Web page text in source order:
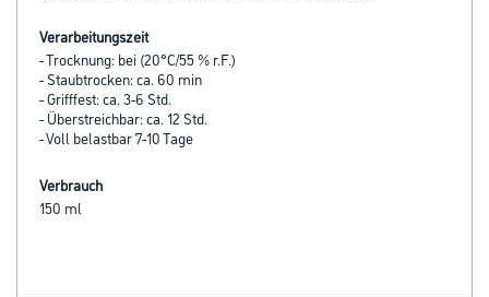
Verarbeitungszeit
- Trocknung: bei (20°C/55 % r.F.)
- Staubtrocken: ca. 60 min
- Grifffest: ca. 3-6 Std.
- Überstreichbar: ca. 12 Std.
- Voll belastbar 7-10 Tage
Verbrauch
150 ml